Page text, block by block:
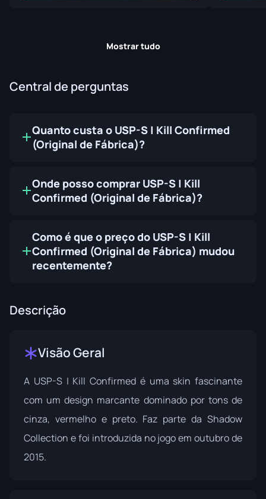
Mostrar tudo
Central de perguntas
Quanto custa o USP-S | Kill Confirmed
(Original de Fábrica)?
Onde posso comprar USP-S | Kill
Confirmed (Original de Fábrica)?
Como é que o preço do USP-S | Kill
Confirmed (Original de Fábrica) mudou
recentemente?
Descrição
Visão Geral
A USP-S | Kill Confirmed é uma skin fascinante
com um design marcante dominado por tons de
cinza, vermelho e preto. Faz parte da Shadow
Collection e foi introduzida no jogo em outubro de
2015.